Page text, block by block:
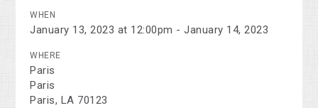
WHEN
January 13, 2023 at 12:00pm - January 14, 2023
WHERE
Paris
Paris
Paris, LA 70123